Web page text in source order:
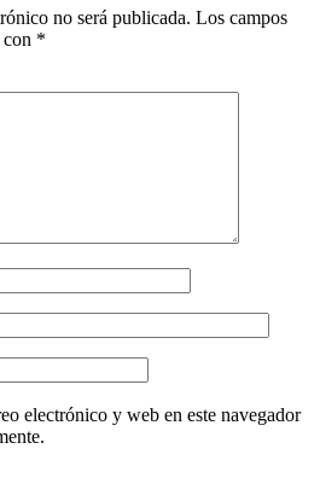
no será publicada. Los campos
*
electrónico y web en este navegador